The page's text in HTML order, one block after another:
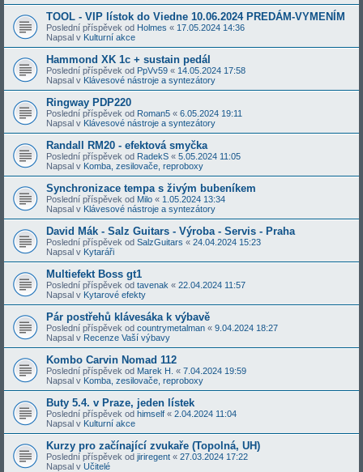
TOOL - VIP lístok do Viedne 10.06.2024 PREDÁM-VYMENÍM
Poslední příspěvek od Holmes « 17.05.2024 14:36
Napsal v Kulturní akce
Hammond XK 1c + sustain pedál
Poslední příspěvek od PpVv59 « 14.05.2024 17:58
Napsal v Klávesové nástroje a syntezátory
Ringway PDP220
Poslední příspěvek od Roman5 « 6.05.2024 19:11
Napsal v Klávesové nástroje a syntezátory
Randall RM20 - efektová smyčka
Poslední příspěvek od RadekS « 5.05.2024 11:05
Napsal v Komba, zesilovače, reproboxy
Synchronizace tempa s živým bubeníkem
Poslední příspěvek od Milo « 1.05.2024 13:34
Napsal v Klávesové nástroje a syntezátory
David Mák - Salz Guitars - Výroba - Servis - Praha
Poslední příspěvek od SalzGuitars « 24.04.2024 15:23
Napsal v Kytaráři
Multiefekt Boss gt1
Poslední příspěvek od tavenak « 22.04.2024 11:57
Napsal v Kytarové efekty
Pár postřehů klávesáka k výbavě
Poslední příspěvek od countrymetalman « 9.04.2024 18:27
Napsal v Recenze Vaší výbavy
Kombo Carvin Nomad 112
Poslední příspěvek od Marek H. « 7.04.2024 19:59
Napsal v Komba, zesilovače, reproboxy
Buty 5.4. v Praze, jeden lístek
Poslední příspěvek od himself « 2.04.2024 11:04
Napsal v Kulturní akce
Kurzy pro začínající zvukaře (Topolná, UH)
Poslední příspěvek od jiriregent « 27.03.2024 17:22
Napsal v Učitelé